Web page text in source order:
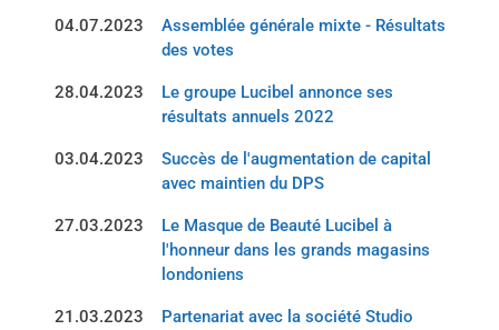
04.07.2023
Assemblée générale mixte - Résultats
des votes
28.04.2023
Le groupe Lucibel annonce ses
résultats annuels 2022
03.04.2023
Succès de l'augmentation de capital
avec maintien du DPS
27.03.2023
Le Masque de Beauté Lucibel à
l'honneur dans les grands magasins
londoniens
21.03.2023
Partenariat avec la société Studio